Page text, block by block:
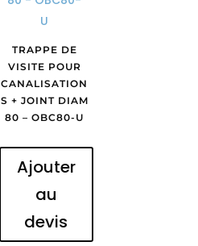
TRAPPE DE
VISITE POUR
CANALISATION
S + JOINT DIAM
80 – OBC80-U
Ajouter
au
devis